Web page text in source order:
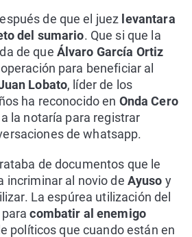
de que el juez levantara
del sumario. Que si que la
de que Álvaro García Ortiz
para beneficiar al
Lobato, líder de los
ha reconocido en Onda Cero
la notaría para registrar
de whatsapp.
de documentos que le
incriminar al novio de Ayuso y
La espúrea utilización del
paracombatir al enemigo
políticos que cuando están en